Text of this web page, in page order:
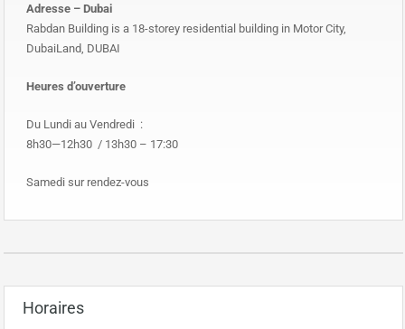
Adresse – Dubai
Rabdan Building is a 18-storey residential building in Motor City,
DubaiLand, DUBAI
Heures d’ouverture
Du Lundi au Vendredi :
8h30—12h30 / 13h30 – 17:30
Samedi sur rendez-vous
Horaires